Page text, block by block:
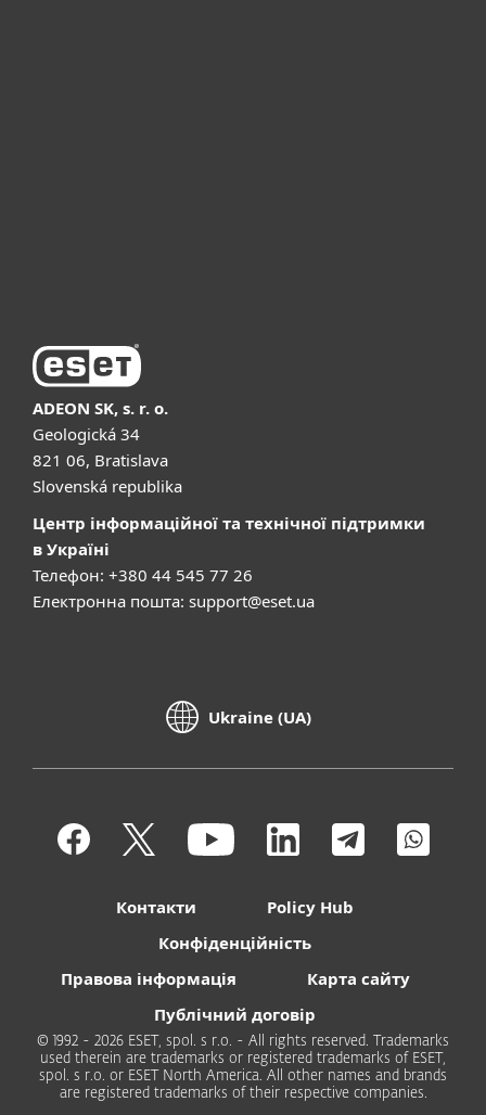
ADEON SK, s. r. o.
Geologická 34
821 06, Bratislava
Slovenská republika
Центр інформаційної та технічної підтримки
в Україні
Телефон: +380 44 545 77 26
Електронна пошта: support@eset.ua
Ukraine (UA)
Контакти
Policy Hub
Конфіденційність
Правова інформація
Карта сайту
Публічний договір
© 1992 - 2026 ESET, spol. s r.o. - All rights reserved. Trademarks
used therein are trademarks or registered trademarks of ESET,
spol. s r.o. or ESET North America. All other names and brands
are registered trademarks of their respective companies.